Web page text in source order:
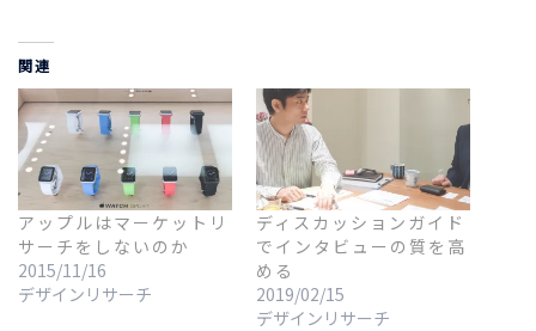
関連
アップルはマーケットリ
サーチをしないのか
2015/11/16
デザインリサーチ
ディスカッションガイド
でインタビューの質を高
める
2019/02/15
デザインリサーチ